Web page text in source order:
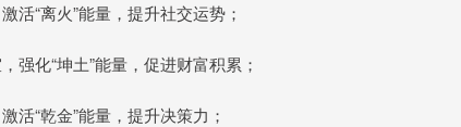
活“离火”能量，提升社交运势；
强化“坤土”能量，促进财富积累；
活“乾金”能量，提升决策力；